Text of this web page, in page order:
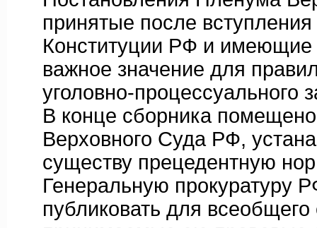
принятые после
Конституции РФ и имеющие
важное значение для
уголовно-процессуального
В конце сборника
Верховного Суда РФ,
существу прецедентную
Генеральную прокуратуру
публиковать для всеобщего